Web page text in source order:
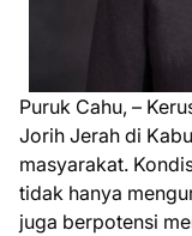
Puruk Cahu, –
Jorih Jerah di
masyarakat.
tidak hanya
juga berpotensi